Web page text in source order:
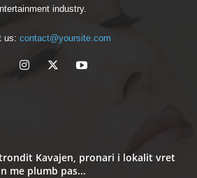
industry.
us: contact@yoursite.com
Kavajen, pronari i lokalit vret
me plumb pas...